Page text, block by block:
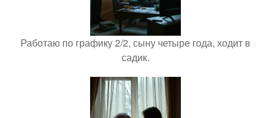
Работаю по графику 2/2, сыну четыре года, ходит в
садик.